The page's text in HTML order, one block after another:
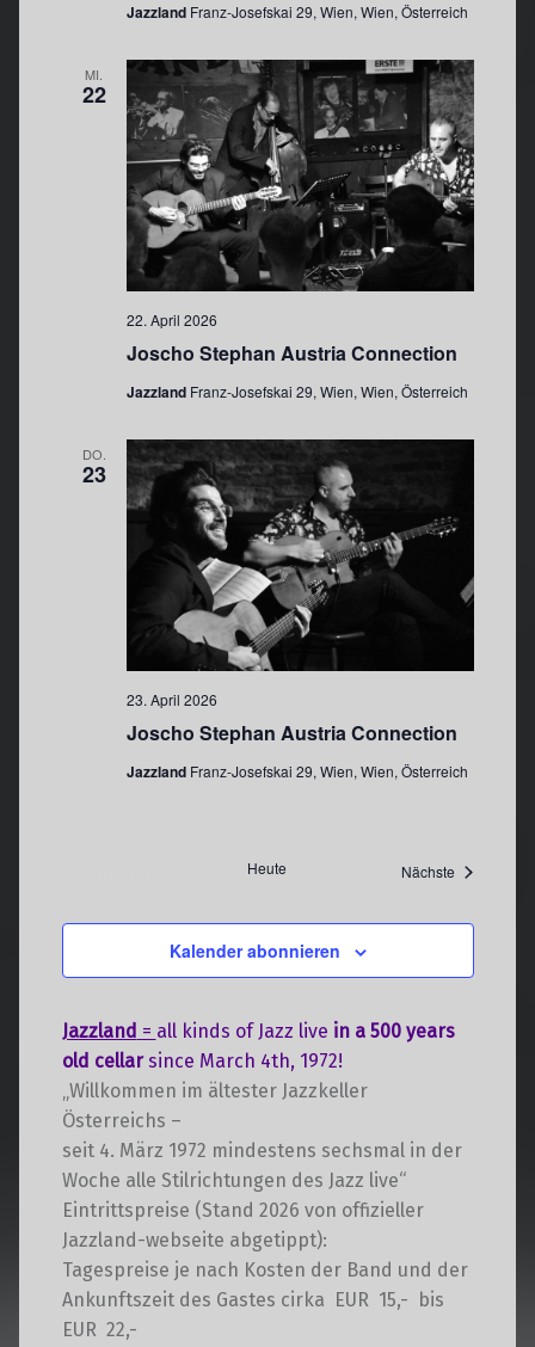
c
h
t
e
n
,
N
a
v
g
a
i
o
n
t
i
o
n
Jazzland Franz-Josefskai 29, Wien, Wien, Österreich
MI.
22
Joscho Stephan Austria Connection
22. April 2026
Jazzland Franz-Josefskai 29, Wien, Wien, Österreich
DO.
23
Joscho Stephan Austria Connection
23. April 2026
Jazzland Franz-Josefskai 29, Wien, Wien, Österreich
Heute Nächste
Kalender abonnieren
Jazzland = all kinds of Jazz live in a 500 years
old cellarsince March 4th, 1972!
„Willkommen im ältester Jazzkeller
Österreichs –
seit 4. März 1972 mindestens sechsmal in der
Woche alle Stilrichtungen des Jazz live“
Eintrittspreise (Stand 2026 von offizieller
Jazzland-webseite abgetippt):
Tagespreise je nach Kosten der Band und der
Ankunftszeit des Gastes cirka EUR 15,- bis
EUR 22,-